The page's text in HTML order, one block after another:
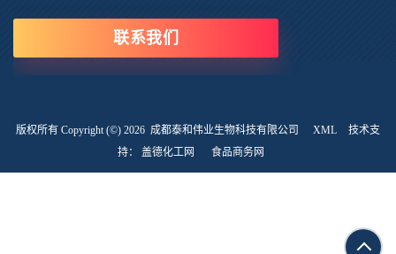
联系我们
版权所有 Copyright (©) 2026 成都泰和伟业生物科技有限公司 XML
技术支
持： 盖德化工网 食品商务网